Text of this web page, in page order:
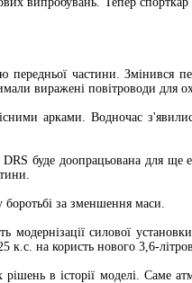
частини. Змінився
виражені повітроводи для
арками. Водночас
буде доопрацьована для
боротьбі за зменшення маси.
силової
на користь нового 3,6-
в історії моделі. Саме